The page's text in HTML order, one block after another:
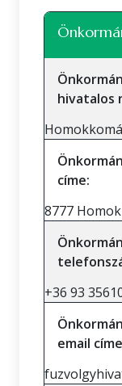
+
hivatalos
címe:
8777
+36 93
email